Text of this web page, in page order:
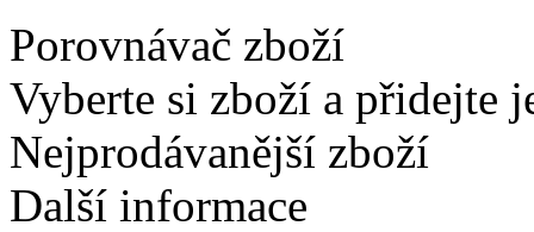
Porovnávač zboží
Vyberte si zboží a přidejte
Nejprodávanější zboží
Další informace